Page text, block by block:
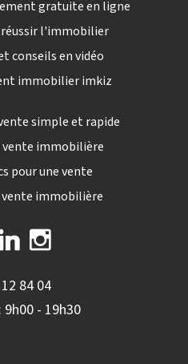
gratuite en ligne
l'immobilier
conseils en vidéo
immobilier imkiz
simple et rapide
vente immobilière
pour une vente
vente immobilière
84 04
9h00 - 19h30